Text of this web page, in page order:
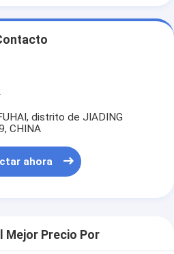
distrito de JIADING
CHINA
ahora
Mejor Precio Por